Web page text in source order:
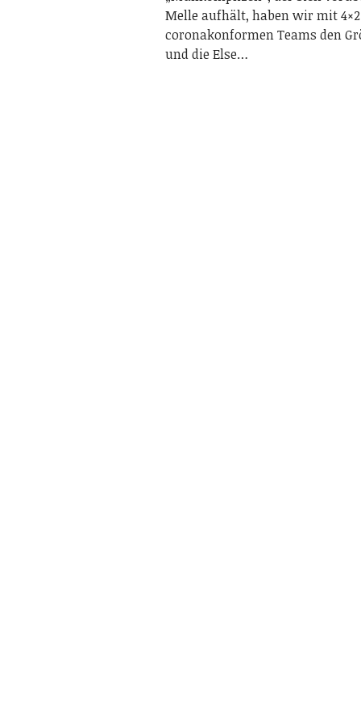
Melle aufhält, haben wir mit 4×2
coronakonformen Teams den
und die Else…